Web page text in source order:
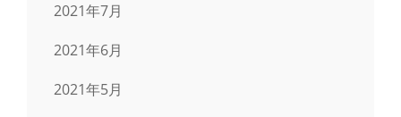
2021年7月
2021年6月
2021年5月